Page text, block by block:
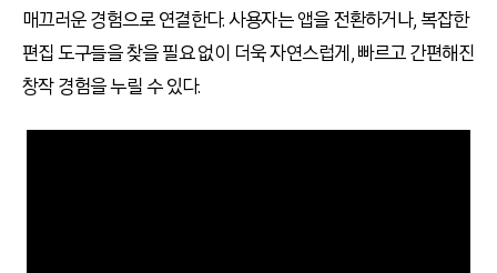
매끄러운 경험으로 연결한다. 사용자는 앱을 전환하거나, 복잡한
편집 도구들을 찾을 필요 없이 더욱 자연스럽게, 빠르고 간편해진
창작 경험을 누릴 수 있다.